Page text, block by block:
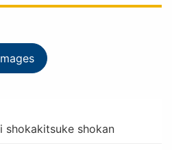
shokakitsuke shokan